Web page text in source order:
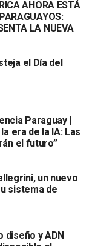
AHORA ESTÁ
LA NUEVA
el Día del
Paraguay |
era de la IA: Las
el futuro”
un nuevo
sistema de
diseño y ADN